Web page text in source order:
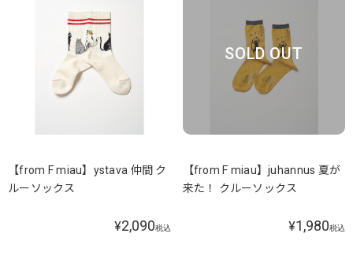
【from F miau】ystava 仲間 ク
ルーソックス
¥2,090税込
SOLD OUT
【from F miau】juhannus 夏が
来た！ クルーソックス
¥1,980税込